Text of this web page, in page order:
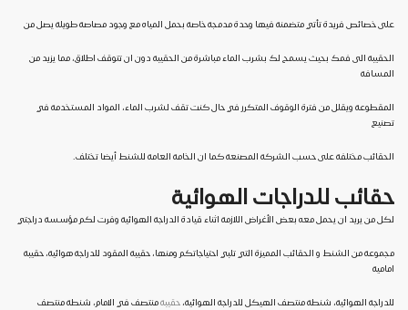
على خصائص فريدة تأتي متضمنة فيها وحدة مدمجة خاصة بحمل المياه مع وجود مصاصة طويلة يصل من
الحقيبة الى فمك بحيث يسمح لك بشرب الماء مباشرة من الحقيبة دون ان تتوقف اطلاق، مما يزيد من
المسافة
المقطوعة ويقلل من فترة الوقوف المتكرر في حال كنت تقف لشرب الماء، المواد المستخدمة في
تصنيع
الحقائب مختلفة على حسب الشركة المصنعة كما ان الخامة العامة للشنط أيضا تختلف.
حقائب للدراجات الهوائية
لكل من يريد ان يحمل معه بعض الأغراض اللازمة اثناء قيادة الدراجة الهوائية وفرت لكم مؤسسة دراجتي
مجموعة من الشنط و الحقائب المميزة التي تلبي احتياجاتكم ومنها، حقيبة المقود للدراجة هوائية، حقيبة
امامية
للدراجة الهوائية، شنطة منتصف الهيكل للدراجة الهوائية، حقيبةمنتصف في الامام، شنطة منتصف